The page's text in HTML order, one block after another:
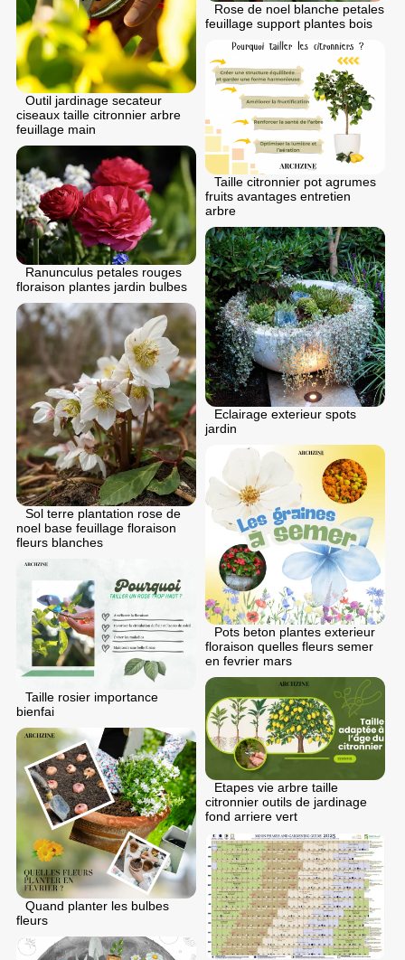
Rose de noel blanche petales
feuillage support plantes bois
Outil jardinage secateur
ciseaux taille citronnier arbre
feuillage main
Taille citronnier pot agrumes
fruits avantages entretien
arbre
Ranunculus petales rouges
floraison plantes jardin bulbes
Eclairage exterieur spots
jardin
Sol terre plantation rose de
noel base feuillage floraison
fleurs blanches
Pots beton plantes exterieur
floraison quelles fleurs semer
en fеvrier mars
Taille rosier importance
bienfai
Etapes vie arbre taille
citronnier outils de jardinage
fond arriere vert
Quand planter les bulbes
fleurs